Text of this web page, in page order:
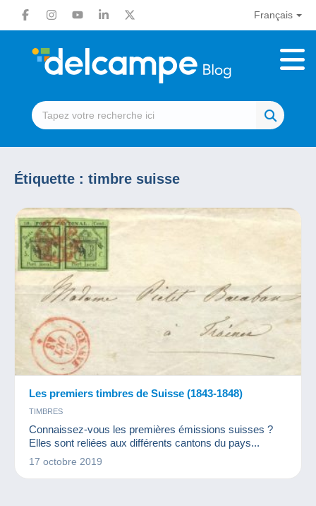
Français
Étiquette : timbre suisse
Les premiers timbres de Suisse (1843-1848)
TIMBRES
Connaissez-vous les premières émissions suisses ?
Elles sont reliées aux différents cantons du pays...
17 octobre 2019